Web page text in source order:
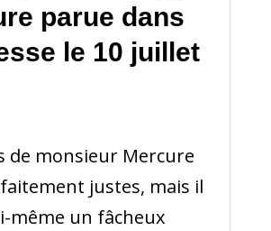
parue dans
le 10 juillet
de monsieur Mercure
justes, mais il
même un fâcheux